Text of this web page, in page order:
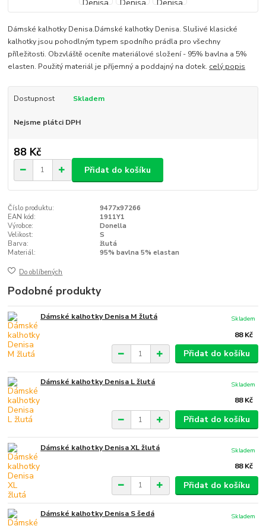
Dámské kalhotky Denisa.Dámské kalhotky Denisa. Slušivé klasické
kalhotky jsou pohodlným typem spodního prádla pro všechny
příležitosti. Obzvláště oceníte materiálové složení - 95% bavlna a 5%
elasten. Použitý materiál je příjemný a poddajný na dotek. celý popis
Dostupnost Skladem
Nejsme plátci DPH
88 Kč
Přidat do košíku
Číslo produktu:
9477x97266
EAN kód:
1911Y1
Výrobce:
Donella
Velikost:
S
Barva:
žlutá
Materiál:
95% bavlna 5% elastan
Do oblíbených
Podobné produkty
Dámské kalhotky Denisa M žlutá
88 Kč
Skladem
Přidat do košíku
Dámské kalhotky Denisa L žlutá
88 Kč
Skladem
Přidat do košíku
Dámské kalhotky Denisa XL žlutá
88 Kč
Skladem
Přidat do košíku
Dámské kalhotky Denisa S šedá
Skladem